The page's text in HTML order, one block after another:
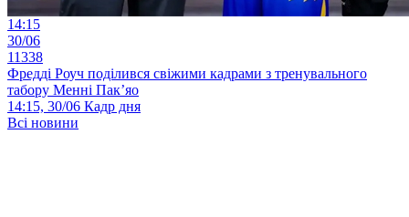
14:15
30/06
11338
Фредді Роуч поділився свіжими кадрами з тренувального
табору Менні Пак’яо
14:15, 30/06 Кадр дня
Всі новини